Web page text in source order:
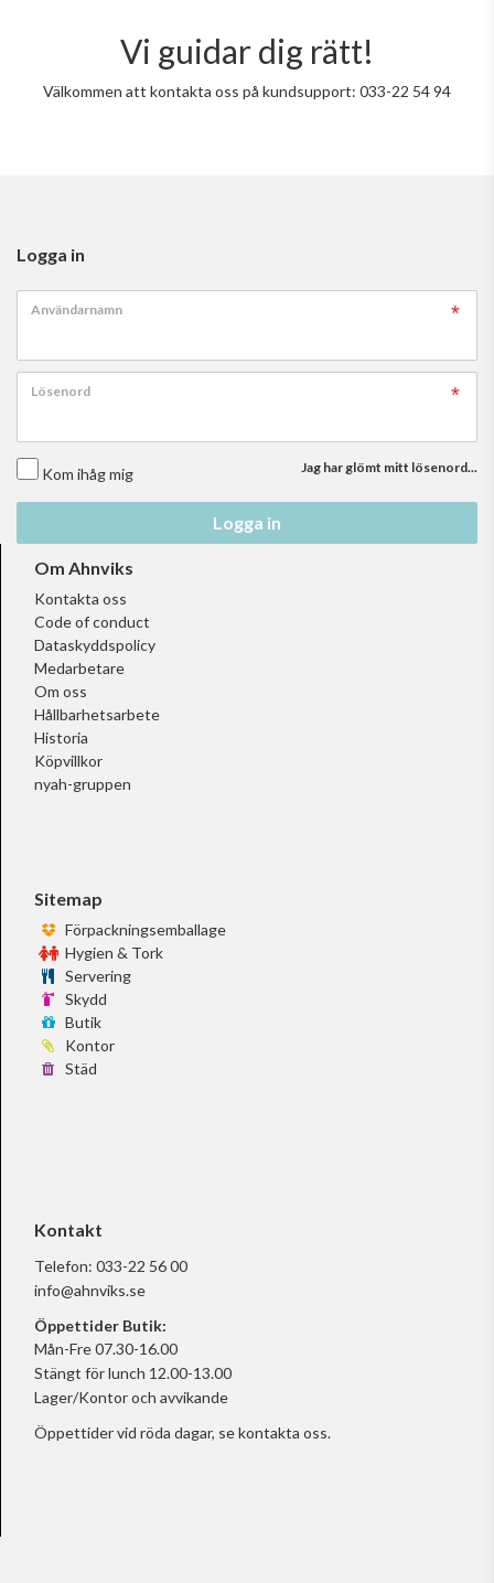
Vi guidar dig rätt!
Välkommen att kontakta oss på kundsupport: 033-22 54 94
Logga in
Användarnamn
Lösenord
Kom ihåg mig Jag har glömt mitt lösenord...
Logga in
Om Ahnviks
Kontakta oss
Code of conduct
Dataskyddspolicy
Medarbetare
Om oss
Hållbarhetsarbete
Historia
Köpvillkor
nyah-gruppen
Sitemap
Förpackningsemballage
Hygien & Tork
Servering
Skydd
Butik
Kontor
Städ
Kontakt
Telefon: 033-22 56 00
info@ahnviks.se
Öppettider Butik:
Mån-Fre 07.30-16.00
Stängt för lunch 12.00-13.00
Lager/Kontor och avvikande
Öppettider vid röda dagar, sekontakta oss.